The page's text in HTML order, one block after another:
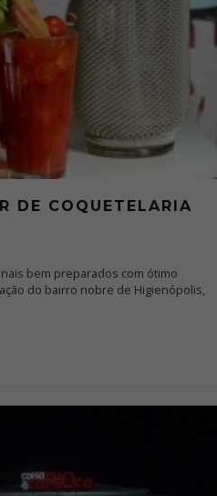
DE COQUETELARIA
bem preparados com ótimo
do bairro nobre de Higienópolis,